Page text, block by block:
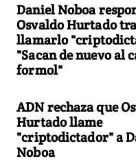
Daniel Noboa
Osvaldo Hurtado
llamarlo
"Sacan de nuevo al
formol"
ADN rechaza que
Hurtado llame
"criptodictador" a
Noboa